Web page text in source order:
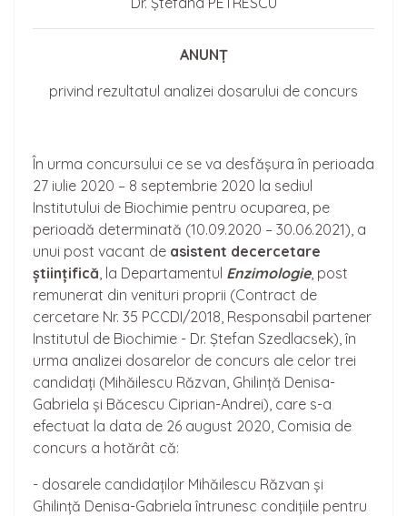
ANUNȚ
privind rezultatul analizei dosarului de concurs
În urma concursului ce se va desfășura în perioada
27 iulie 2020 – 8 septembrie 2020 la sediul
Institutului de Biochimie pentru ocuparea, pe
perioadă determinată (10.09.2020 – 30.06.2021), a
unui post vacant de asistent decercetare
științifică, la Departamentul Enzimologie, post
remunerat din venituri proprii (Contract de
cercetare Nr. 35 PCCDI/2018, Responsabil partener
Institutul de Biochimie - Dr. Ștefan Szedlacsek), în
urma analizei dosarelor de concurs ale celor trei
candidați (Mihăilescu Răzvan, Ghilință Denisa-
Gabriela și Băcescu Ciprian-Andrei), care s-a
efectuat la data de 26 august 2020, Comisia de
concurs a hotărât că:
- dosarele candidaților Mihăilescu Răzvan și
Ghilință Denisa-Gabriela întrunesc condițiile pentru